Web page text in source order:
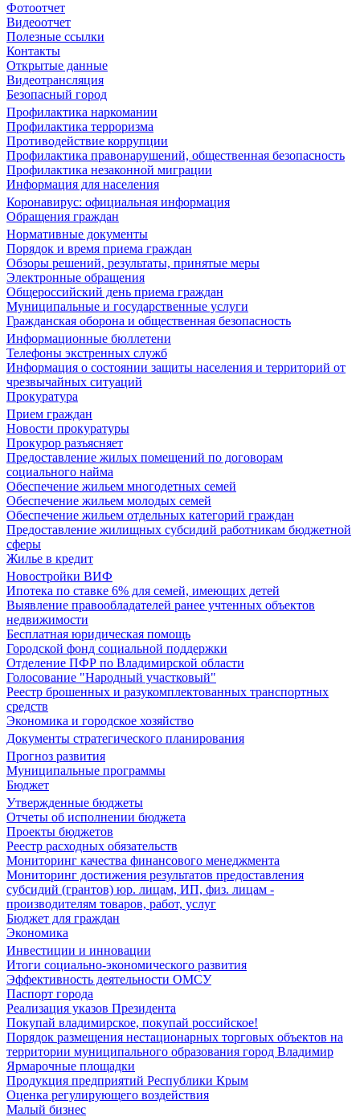
Фотоотчет
Видеоотчет
Полезные ссылки
Контакты
Открытые данные
Видеотрансляция
Безопасный город
Профилактика наркомании
Профилактика терроризма
Противодействие коррупции
Профилактика правонарушений, общественная безопасность
Профилактика незаконной миграции
Информация для населения
Коронавирус: официальная информация
Обращения граждан
Нормативные документы
Порядок и время приема граждан
Обзоры решений, результаты, принятые меры
Электронные обращения
Общероссийский день приема граждан
Муниципальные и государственные услуги
Гражданская оборона и общественная безопасность
Информационные бюллетени
Телефоны экстренных служб
Информация о состоянии защиты населения и территорий от
чрезвычайных ситуаций
Прокуратура
Прием граждан
Новости прокуратуры
Прокурор разъясняет
Предоставление жилых помещений по договорам
социального найма
Обеспечение жильем многодетных семей
Обеспечение жильем молодых семей
Обеспечение жильем отдельных категорий граждан
Предоставление жилищных субсидий работникам бюджетной
сферы
Жилье в кредит
Новостройки ВИФ
Ипотека по ставке 6% для семей, имеющих детей
Выявление правообладателей ранее учтенных объектов
недвижимости
Бесплатная юридическая помощь
Городской фонд социальной поддержки
Отделение ПФР по Владимирской области
Голосование "Народный участковый"
Реестр брошенных и разукомплектованных транспортных
средств
Экономика и городское хозяйство
Документы стратегического планирования
Прогноз развития
Муниципальные программы
Бюджет
Утвержденные бюджеты
Отчеты об исполнении бюджета
Проекты бюджетов
Реестр расходных обязательств
Мониторинг качества финансового менеджмента
Мониторинг достижения результатов предоставления
субсидий (грантов) юр. лицам, ИП, физ. лицам -
производителям товаров, работ, услуг
Бюджет для граждан
Экономика
Инвестиции и инновации
Итоги социально-экономического развития
Эффективность деятельности ОМСУ
Паспорт города
Реализация указов Президента
Покупай владимирское, покупай российское!
Порядок размещения нестационарных торговых объектов на
территории муниципального образования город Владимир
Ярмарочные площадки
Продукция предприятий Республики Крым
Оценка регулирующего воздействия
Малый бизнес